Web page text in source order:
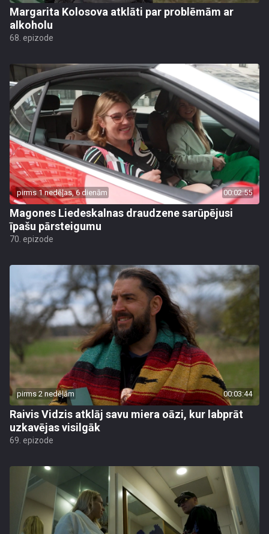
Margarita Kolosova atklāti par problēmām ar
alkoholu
68. epizode
pirms 1 nedēļas, 6 dienām 00:02:55
Magones Liedeskalnas draudzene sarūpējusi
īpašu pārsteigumu
70. epizode
pirms 2 nedēļām 00:03:44
Raivis Vidzis atklāj savu miera oāzi, kur labprāt
uzkavējas visilgāk
69. epizode